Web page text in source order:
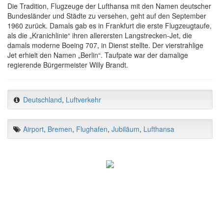
Die Tradition, Flugzeuge der Lufthansa mit den Namen deutscher
Bundesländer und Städte zu versehen, geht auf den September
1960 zurück. Damals gab es in Frankfurt die erste Flugzeugtaufe,
als die „Kranichlinie“ ihren allerersten Langstrecken-Jet, die
damals moderne Boeing 707, in Dienst stellte. Der vierstrahlige
Jet erhielt den Namen „Berlin“. Taufpate war der damalige
regierende Bürgermeister Willy Brandt.
Deutschland, Luftverkehr
Airport, Bremen, Flughafen, Jubiläum, Lufthansa